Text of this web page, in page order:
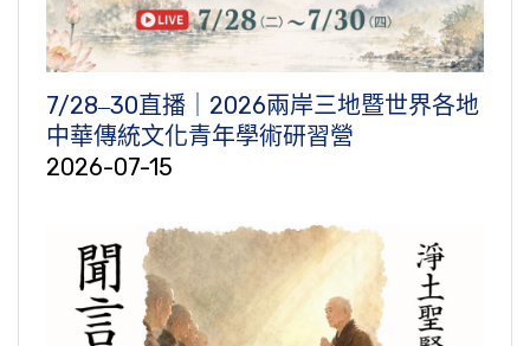
7/28‒30直播｜2026兩岸三地暨世界各地
中華傳統文化青年學術研習營
2026-07-15